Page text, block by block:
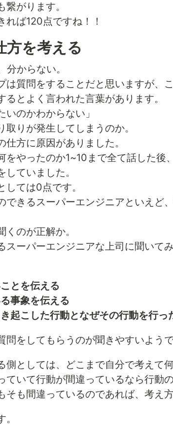
繋がります。
れば120点ですね！！
方を考える
分からない。
は質問をすることだと思いますが、
るとよく言われた言葉があります。
いのかわからない」
取りが発生してしまうのか。
仕方に原因がありました。
をやったのか1~10まで全て話した後
していました。
しては0点です。
できるスーパーエンジニアといえど
くのが正解か。
スーパーエンジニアな上司に聞いてみ
とを伝える
事象を伝える
起こした行動となぜその行動を行っ
問をしてもらうのが聞きやすいようで
側としては、どこまで自分で考えて
ていて行動が間違っているなら行動
そも間違っているのであれば、考え方